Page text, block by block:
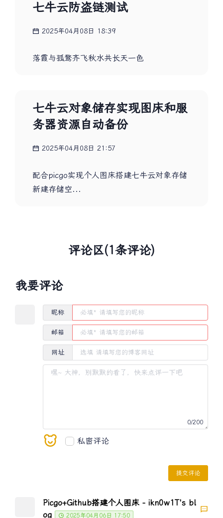
七牛云防盗链测试
2025年04月08日 18:39
落霞与孤鹜齐飞秋水共长天一色
七牛云对象储存实现图床和服
务器资源自动备份
2025年04月08日 21:57
配合picgo实现个人图床搭建七牛云对象存储
新建存储空...
评论区(1条评论)
我要评论
昵称
邮箱
网址
0/200
私密评论
提交评论
Picgo+Github搭建个人图床 - ikn0w1T's bl
og
2025年04月06日 17:50